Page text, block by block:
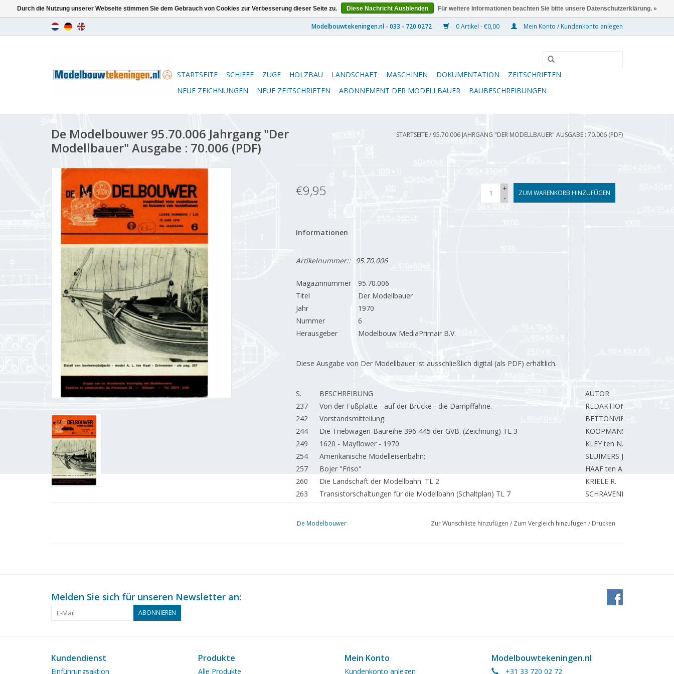
0 Artikel - €0,00 Mein Konto / Kundenkonto anlegen
STARTSEITE SCHIFFE ZÜGE HOLZBAU LANDSCHAFT MASCHINEN DOKUMENTATION
ZEITSCHRIFTEN
NEUE ZEICHNUNGEN
NEUE ZEITSCHRIFTEN ABONNEMENT DER MODELLBAUER BAUBESCHREIBUNGEN
De Modelbouwer 95.70.006 Jahrgang "Der
Modellbauer" Ausgabe : 70.006 (PDF)
STARTSEITE/ 95.70.006 JAHRGANG "DER MODELLBAUER" AUSGABE : 70.006 (PDF)
€9,95
+
-
ZUM WARENKORB HINZUFÜGEN
Informationen
Artikelnummer:: 95.70.006
Magazinnummer
95.70.006
Titel
Der Modellbauer
Jahr
1970
Nummer
6
Herausgeber
Modelbouw MediaPrimair B.V.
Diese Ausgabe von Der Modellbauer ist ausschließlich digital (als PDF) erhältlich.
S. BESCHREIBUNG
AUTOR
237
Von der Fußplatte - auf der Brücke - die Dampffahne.
REDAKTION.
242
Vorstandsmitteilung.
BETTONVIEL H.
244
Die Triebwagen-Baureihe 396-445 der GVB. (Zeichnung) TL 3
KOOPMANS J.
249
1620 - Mayflower - 1970
KLEY ten N.
254
Amerikanische Modelleisenbahn;
SLUIMERS J.
257
Bojer "Friso"
HAAF ten A.
260
Die Landschaft der Modellbahn. TL 2
KRIELE R.
263
Transistorschaltungen für die Modellbahn (Schaltplan) TL 7
SCHRAVENDEEL D.
268
Zurück zum Dampf.
VROOM de J.
UNBEKANNT
BOSSAERS A.
De Modelbouwer Zur Wunschliste hinzufügen / Zum Vergleich hinzufügen / Drucken
Melden Sie sich für unseren Newsletter an:
ABONNIEREN
Kundendienst
Einführungsaktion
Produkte
Alle Produkte
Mein Konto
Kundenkonto anlegen
Modelbouwtekeningen.nl
+31 33 720 02 72
Durch die Nutzung unserer Webseite stimmen Sie dem Gebrauch von Cookies zur Verbesserung dieser Seite zu. Diese Nachricht Ausblenden Für weitere Informationen beachten Sie bitte unsere Datenschutzerklärung. »